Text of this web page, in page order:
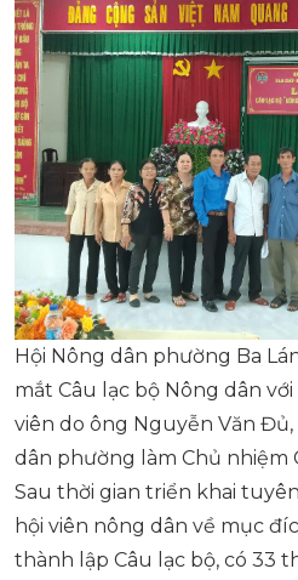
Hội Nông dân phường Ba
mắt Câu lạc bộ Nông dân
viên do ông Nguyễn Văn
dân phường làm Chủ nhiệm
Sau thời gian triển khai
hội viên nông dân về mục
thành lập Câu lạc bộ, có 33